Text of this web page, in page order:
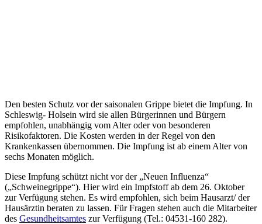
Den besten Schutz vor der saisonalen Grippe bietet die Impfung. In
Schleswig- Holsein wird sie allen Bürgerinnen und Bürgern
empfohlen, unabhängig vom Alter oder von besonderen
Risikofaktoren. Die Kosten werden in der Regel von den
Krankenkassen übernommen. Die Impfung ist ab einem Alter von
sechs Monaten möglich.
Diese Impfung schützt nicht vor der „Neuen Influenza“
(„Schweinegrippe“). Hier wird ein Impfstoff ab dem 26. Oktober
zur Verfügung stehen. Es wird empfohlen, sich beim Hausarzt/ der
Hausärztin beraten zu lassen. Für Fragen stehen auch die Mitarbeiter
des Gesundheitsamtes zur Verfügung (Tel.: 04531-160 282).